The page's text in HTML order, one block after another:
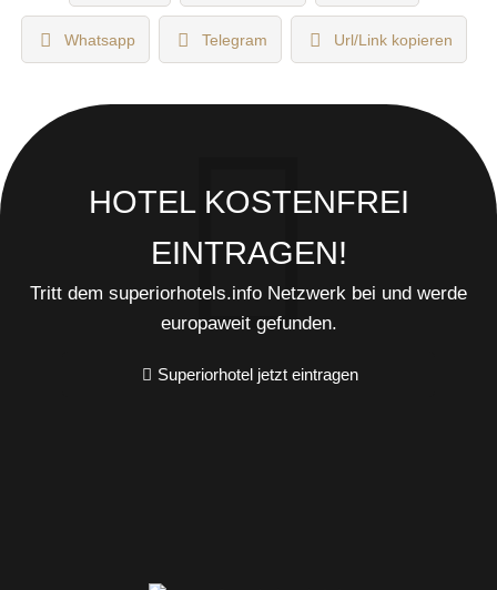
Whatsapp Telegram Url/Link kopieren
HOTEL KOSTENFREI
EINTRAGEN!
Tritt dem superiorhotels.info Netzwerk bei und werde
europaweit gefunden.
Superiorhotel jetzt eintragen